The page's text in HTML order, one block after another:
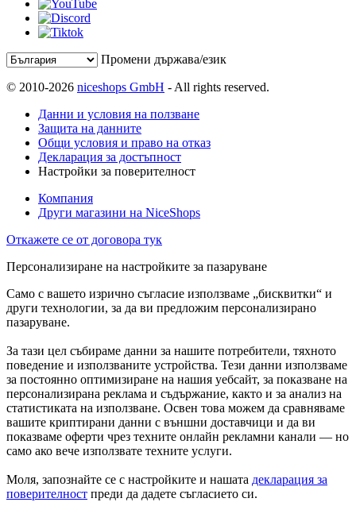
Промени държава/език
© 2010-2026 niceshops GmbH - All rights reserved.
Данни и условия на ползване
Защита на данните
Общи условия и право на отказ
Декларация за достъпност
Настройки за поверителност
Компания
Други магазини на NiceShops
Откажете се от договора тук
Персонализиране на настройките за пазаруване
Само с вашето изрично съгласие използваме „бисквитки“ и
други технологии, за да ви предложим персонализирано
пазаруване.
За тази цел събираме данни за нашите потребители, тяхното
поведение и използваните устройства. Тези данни използваме
за постоянно оптимизиране на нашия уебсайт, за показване на
персонализирана реклама и съдържание, както и за анализ на
статистиката на използване. Освен това можем да сравняваме
вашите криптирани данни с външни доставчици и да ви
показваме оферти чрез техните онлайн рекламни канали — но
само ако вече използвате техните услуги.
Моля, запознайте се с настройките и нашата декларация за
поверителност преди да дадете съгласието си.